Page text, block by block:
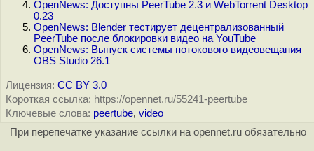
OpenNews: Доступны PeerTube 2.3 и WebTorrent Desktop
0.23
OpenNews: Blender тестирует децентрализованный
PeerTube после блокировки видео на YouTube
OpenNews: Выпуск системы потокового видеовещания
OBS Studio 26.1
Лицензия: CC BY 3.0
Короткая ссылка: https://opennet.ru/55241-peertube
Ключевые слова: peertube, video
При перепечатке указание ссылки на opennet.ru обязательно